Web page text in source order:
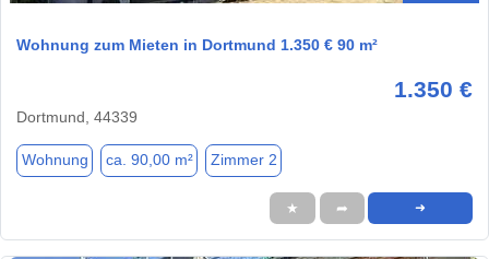
Wohnung zum Mieten in Dortmund 1.350 € 90 m²
1.350 €
Dortmund, 44339
Wohnung ca. 90,00 m² Zimmer 2
★ ➦ ➜